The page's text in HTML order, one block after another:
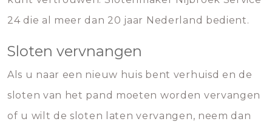
24 die al meer dan 20 jaar Nederland bedient.
Sloten vervnangen
Als u naar een nieuw huis bent verhuisd en de
sloten van het pand moeten worden vervangen
of u wilt de sloten laten vervangen, neem dan